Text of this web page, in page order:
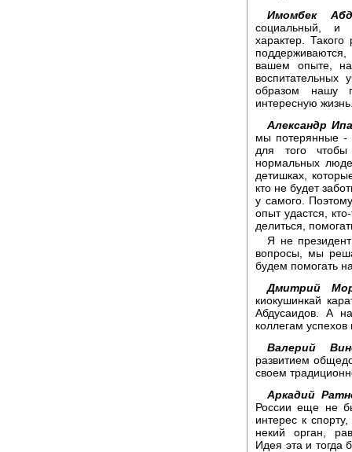
Имомбек
социальный, и
характер.
вашем опыте,
образом нашу
интересную
Александр
мы потерянные -
для того
нормальных
детишках,
кто не будет
у самого.
опыт удастся,
делиться,
Я не
вопросы, мы
будем помогать
Дмитрий
киокушинкай
Абдусаидов. А
коллегам
Валерий
развитием
своем
Аркадий
России еще не
интерес к
некий орган,
Идея эта и тогда